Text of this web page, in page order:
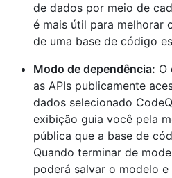
de dados por meio de
é mais útil para melhorar
de uma base de código
Modo de dependência: O
as APIs publicamente
dados selecionado
exibição guia você pela
pública que a base de
Quando terminar de
poderá salvar o modelo